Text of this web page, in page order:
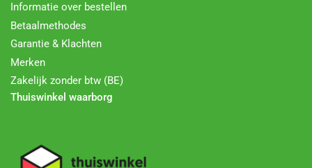
Informatie over bestellen
Betaalmethodes
Garantie & Klachten
Merken
Zakelijk zonder btw (BE)
Thuiswinkel waarborg